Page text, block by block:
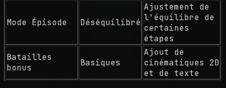
Mode Épisode Déséquilibré
Ajustement de
l'équilibre de
certaines
étapes
Batailles
bonus
Basiques
Ajout de
cinématiques 2D
et de texte